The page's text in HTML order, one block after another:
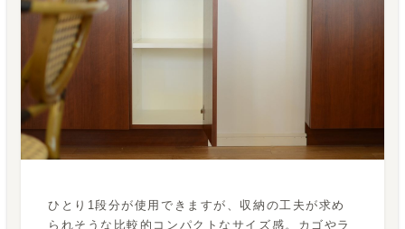
ひとり1段分が使用できますが、収納の工夫が求め
られそうな比較的コンパクトなサイズ感。カゴやラ